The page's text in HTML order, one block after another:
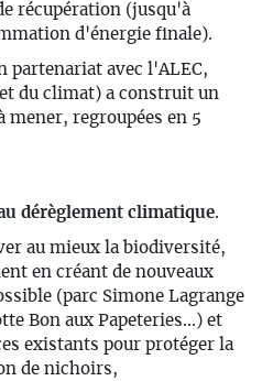
récupération (jusqu'à
d'énergie finale).
partenariat avec l'ALEC,
du climat) a construit un
mener, regroupées en 5
dérèglement climatique.
au mieux la biodiversité,
en créant de nouveaux
(parc Simone Lagrange
Bon aux Papeteries...) et
existants pour protéger la
de nichoirs,